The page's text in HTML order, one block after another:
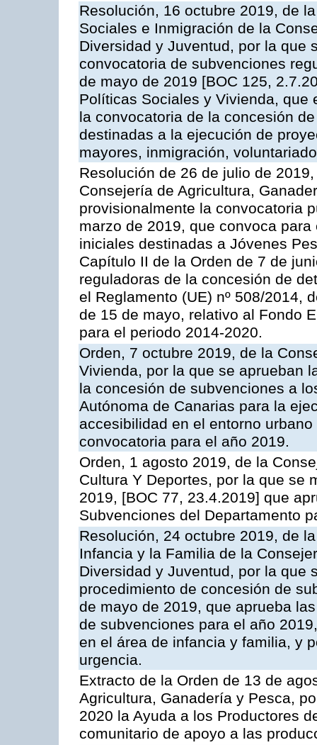
Resolución, 16 octubre 2019, de
Sociales e Inmigración de la
Diversidad y Juventud, por la que
convocatoria de subvenciones
de mayo de 2019 [BOC 125,
Políticas Sociales y Vivienda, que
la convocatoria de la concesión
destinadas a la ejecución de
mayores, inmigración,
Resolución de 26 de julio de
Consejería de Agricultura,
provisionalmente la convocatoria
marzo de 2019, que convoca
iniciales destinadas a Jóvenes
Capítulo II de la Orden de 7 de
reguladoras de la concesión de
el Reglamento (UE) nº 508/2014,
de 15 de mayo, relativo al Fondo
para el periodo 2014-2020.
Orden, 7 octubre 2019, de la
Vivienda, por la que se aprueban
la concesión de subvenciones a
Autónoma de Canarias para la
accesibilidad en el entorno
convocatoria para el año 2019.
Orden, 1 agosto 2019, de la
Cultura Y Deportes, por la que se
2019, [BOC 77, 23.4.2019] que
Subvenciones del Departamento
Resolución, 24 octubre 2019, de
Infancia y la Familia de la
Diversidad y Juventud, por la que
procedimiento de concesión de
de mayo de 2019, que aprueba
de subvenciones para el año
en el área de infancia y familia, y
urgencia.
Extracto de la Orden de 13 de
Agricultura, Ganadería y Pesca,
2020 la Ayuda a los Productores
comunitario de apoyo a las